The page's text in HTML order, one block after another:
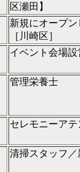
区瀬田】
新規にオープ
［川崎区］
イベント会場設
管理栄養士
セレモニーアテ
清掃スタッフ／